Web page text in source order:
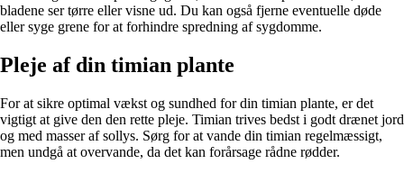
bladene ser tørre eller visne ud. Du kan også fjerne eventuelle døde
eller syge grene for at forhindre spredning af sygdomme.
Pleje af din timian plante
For at sikre optimal vækst og sundhed for din timian plante, er det
vigtigt at give den den rette pleje. Timian trives bedst i godt drænet jord
og med masser af sollys. Sørg for at vande din timian regelmæssigt,
men undgå at overvande, da det kan forårsage rådne rødder.